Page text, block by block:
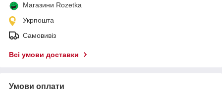
Магазини Rozetka
Укрпошта
Самовивіз
Всі умови доставки
Умови оплати